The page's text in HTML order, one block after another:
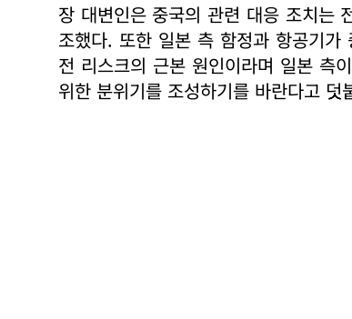
장 대변인은 중국의 관련 대응 조치는
조했다. 또한 일본 측 함정과 항공기
전 리스크의 근본 원인이라며 일본 측
위한 분위기를 조성하기를 바란다고 덧